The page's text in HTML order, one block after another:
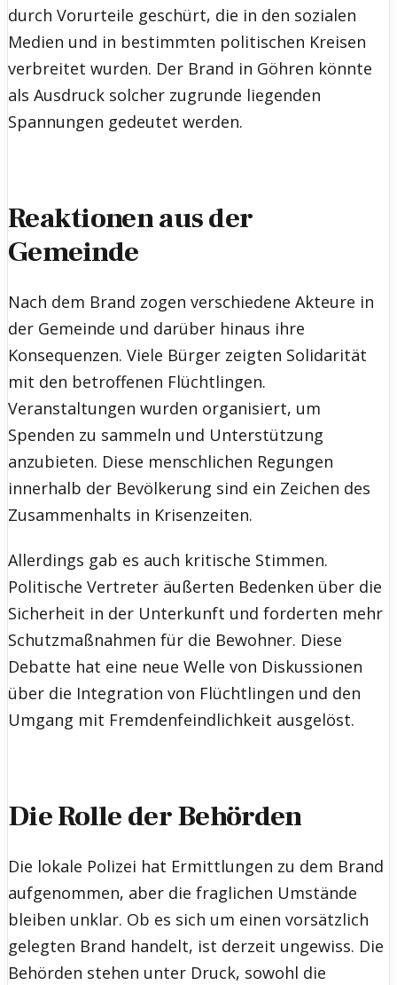
durch Vorurteile geschürt, die in den sozialen
Medien und in bestimmten politischen Kreisen
verbreitet wurden. Der Brand in Göhren könnte
als Ausdruck solcher zugrunde liegenden
Spannungen gedeutet werden.
Reaktionen aus der
Gemeinde
Nach dem Brand zogen verschiedene Akteure in
der Gemeinde und darüber hinaus ihre
Konsequenzen. Viele Bürger zeigten Solidarität
mit den betroffenen Flüchtlingen.
Veranstaltungen wurden organisiert, um
Spenden zu sammeln und Unterstützung
anzubieten. Diese menschlichen Regungen
innerhalb der Bevölkerung sind ein Zeichen des
Zusammenhalts in Krisenzeiten.
Allerdings gab es auch kritische Stimmen.
Politische Vertreter äußerten Bedenken über die
Sicherheit in der Unterkunft und forderten mehr
Schutzmaßnahmen für die Bewohner. Diese
Debatte hat eine neue Welle von Diskussionen
über die Integration von Flüchtlingen und den
Umgang mit Fremdenfeindlichkeit ausgelöst.
Die Rolle der Behörden
Die lokale Polizei hat Ermittlungen zu dem Brand
aufgenommen, aber die fraglichen Umstände
bleiben unklar. Ob es sich um einen vorsätzlich
gelegten Brand handelt, ist derzeit ungewiss. Die
Behörden stehen unter Druck, sowohl die